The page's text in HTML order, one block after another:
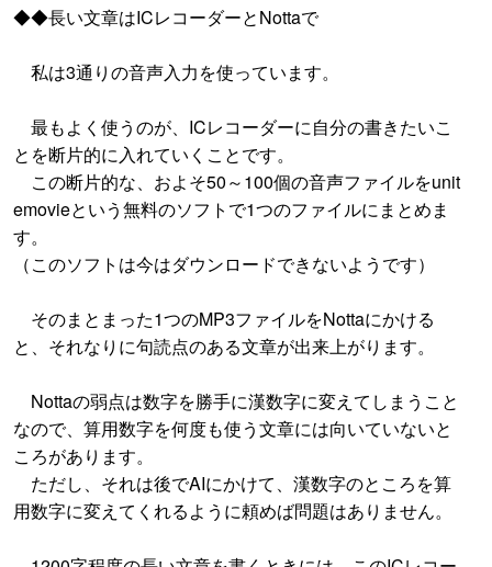
◆◆長い文章はICレコーダーとNottaで
私は3通りの音声入力を使っています。
最もよく使うのが、ICレコーダーに自分の書きたいこ
とを断片的に入れていくことです。
この断片的な、およそ50～100個の音声ファイルをunit
emovieという無料のソフトで1つのファイルにまとめま
す。
（このソフトは今はダウンロードできないようです）
そのまとまった1つのMP3ファイルをNottaにかける
と、それなりに句読点のある文章が出来上がります。
Nottaの弱点は数字を勝手に漢数字に変えてしまうこと
なので、算用数字を何度も使う文章には向いていないと
ころがあります。
ただし、それは後でAIにかけて、漢数字のところを算
用数字に変えてくれるように頼めば問題はありません。